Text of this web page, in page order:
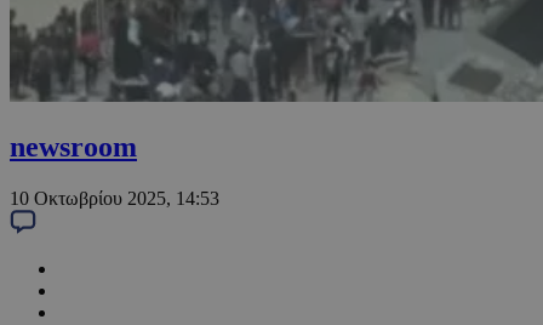
newsroom
10 Οκτωβρίου 2025, 14:53